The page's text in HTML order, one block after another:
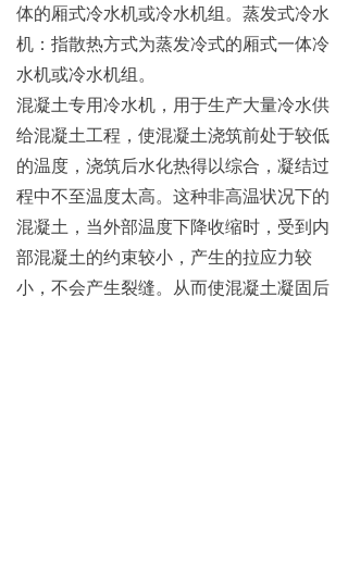
体的厢式冷水机或冷水机组。 蒸发式冷水
机：指散热方式为蒸发冷式的厢式一体冷
水机或冷水机组。
混凝土专用冷水机，用于生产大量冷水供
给混凝土工程，使混凝土浇筑前处于较低
的温度，浇筑后水化热得以综合，凝结过
程中不至温度太高。这种非高温状况下的
混凝土，当外部温度下降收缩时，受到内
部混凝土的约束较小，产生的拉应力较
小，不会产生裂缝。从而使混凝土凝固后